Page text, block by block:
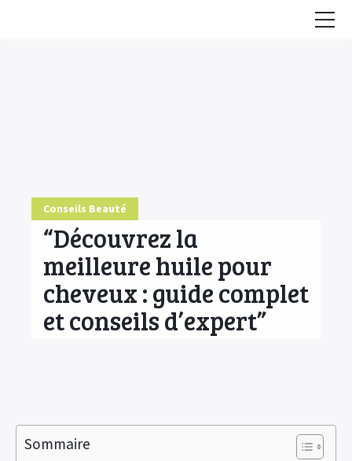
Conseils Beauté
“Découvrez la
meilleure huile pour
cheveux : guide complet
et conseils d’expert”
Sommaire
COMMENCER ICI